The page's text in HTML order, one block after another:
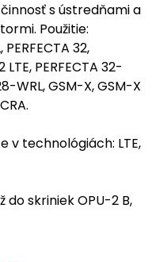
s ústredňami a
Použitie:
PERFECTA 32,
LTE, PERFECTA 32-
WRL, GSM-X, GSM-X
v technológiách: LTE,
skriniek OPU-2 B,